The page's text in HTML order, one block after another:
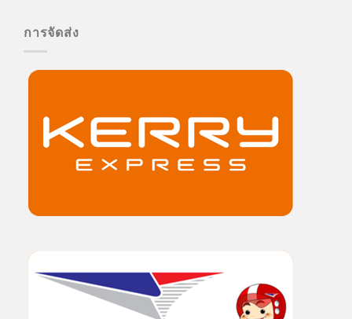
การจัดส่ง